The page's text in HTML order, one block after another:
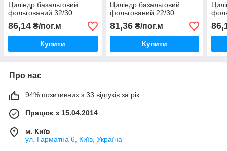
Циліндр базальтовий
фольгований 32/30
86,14 ₴/пог.м
Купити
Циліндр базальтовий
фольгований 22/30
81,36₴/пог.м
Купити
Про нас
94% позитивних з 33 відгуків за рік
Працює з 15.04.2014
м. Київ
ул. Гарматна 6, Київ, Україна